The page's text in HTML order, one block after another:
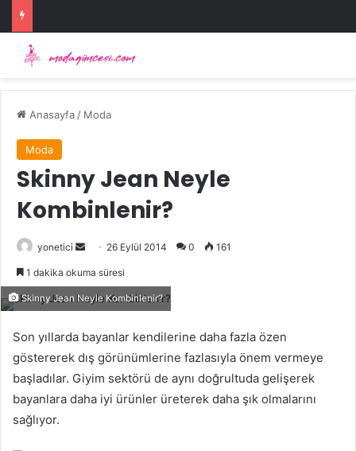
Anasayfa / Moda
Moda
Skinny Jean Neyle
Kombinlenir?
yonetici
Bir
posta
göndermek
26 Eylül 2014 0 161
1 dakika okuma süresi
Skinny Jean Neyle Kombinlenir?
Son yıllarda bayanlar kendilerine daha fazla özen
göstererek dış görünümlerine fazlasıyla önem vermeye
başladılar. Giyim sektörü de aynı doğrultuda gelişerek
bayanlara daha iyi ürünler üreterek daha şık olmalarını
sağlıyor.